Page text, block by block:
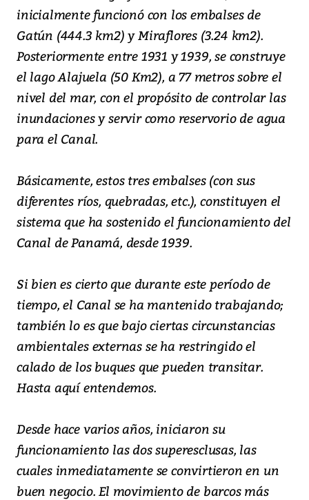
inicialmente funcionó con los embalses de
Gatún (444.3 km2) y Miraflores (3.24 km2).
Posteriormente entre 1931 y 1939, se construye
el lago Alajuela (50 Km2), a 77 metros sobre el
nivel del mar, con el propósito de controlar las
inundaciones y servir como reservorio de agua
para el Canal.
Básicamente, estos tres embalses (con sus
diferentes ríos, quebradas, etc.), constituyen el
sistema que ha sostenido el funcionamiento del
Canal de Panamá, desde 1939.
Si bien es cierto que durante este período de
tiempo, el Canal se ha mantenido trabajando;
también lo es que bajo ciertas circunstancias
ambientales externas se ha restringido el
calado de los buques que pueden transitar.
Hasta aquí entendemos.
Desde hace varios años, iniciaron su
funcionamiento las dos superesclusas, las
cuales inmediatamente se convirtieron en un
buen negocio. El movimiento de barcos más